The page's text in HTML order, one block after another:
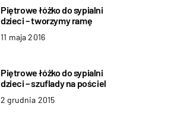
Piętrowe łóżko do sypialni
dzieci – tworzymy ramę
11 maja 2016
Piętrowe łóżko do sypialni
dzieci – szuflady na pościel
2 grudnia 2015